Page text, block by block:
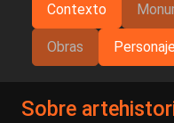
Contexto
Obras
Sobre